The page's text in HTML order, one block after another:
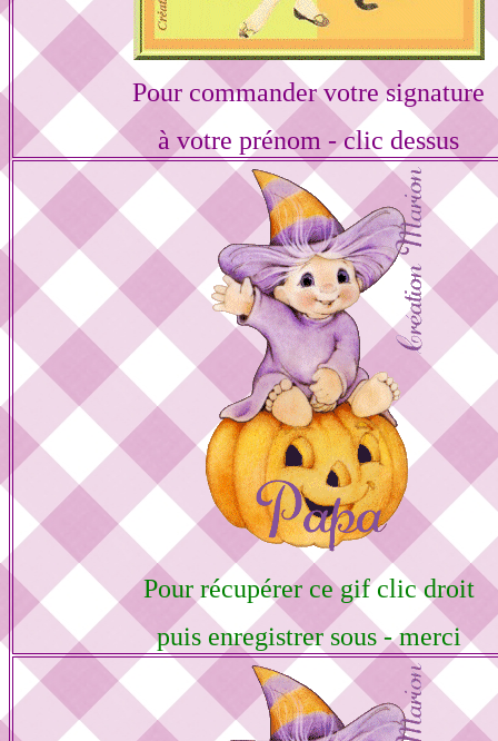
Pour commander votre signature
à votre prénom - clic dessus
Pour récupérer ce gif clic droit
puis enregistrer sous - merci